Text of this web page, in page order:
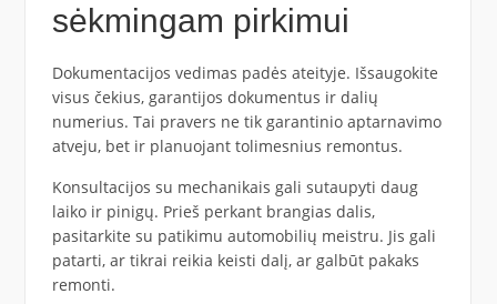
sėkmingam pirkimui
Dokumentacijos vedimas padės ateityje. Išsaugokite
visus čekius, garantijos dokumentus ir dalių
numerius. Tai pravers ne tik garantinio aptarnavimo
atveju, bet ir planuojant tolimesnius remontus.
Konsultacijos su mechanikais gali sutaupyti daug
laiko ir pinigų. Prieš perkant brangias dalis,
pasitarkite su patikimu automobilių meistru. Jis gali
patarti, ar tikrai reikia keisti dalį, ar galbūt pakaks
remonti.